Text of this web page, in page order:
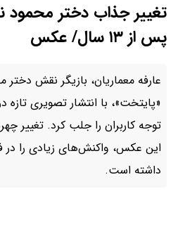
تغییر جذاب دختر محمود
پس از ۱۳ سال/ عکس
عارفه معماریان، بازیگر نقش
«پایتخت»، با انتشار تصویری
توجه کاربران را جلب کرد. تغییر
این عکس، واکنش‌های زیادی را در
داشته است.